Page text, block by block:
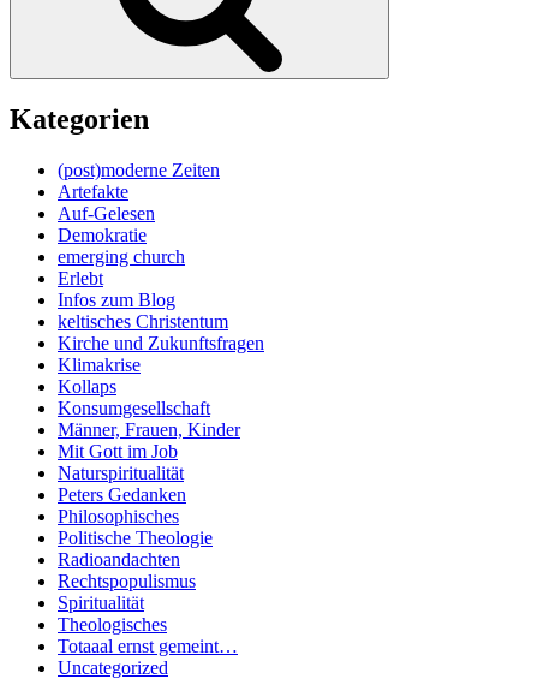
Kategorien
(post)moderne Zeiten
Artefakte
Auf-Gelesen
Demokratie
emerging church
Erlebt
Infos zum Blog
keltisches Christentum
Kirche und Zukunftsfragen
Klimakrise
Kollaps
Konsumgesellschaft
Männer, Frauen, Kinder
Mit Gott im Job
Naturspiritualität
Peters Gedanken
Philosophisches
Politische Theologie
Radioandachten
Rechtspopulismus
Spiritualität
Theologisches
Totaaal ernst gemeint…
Uncategorized